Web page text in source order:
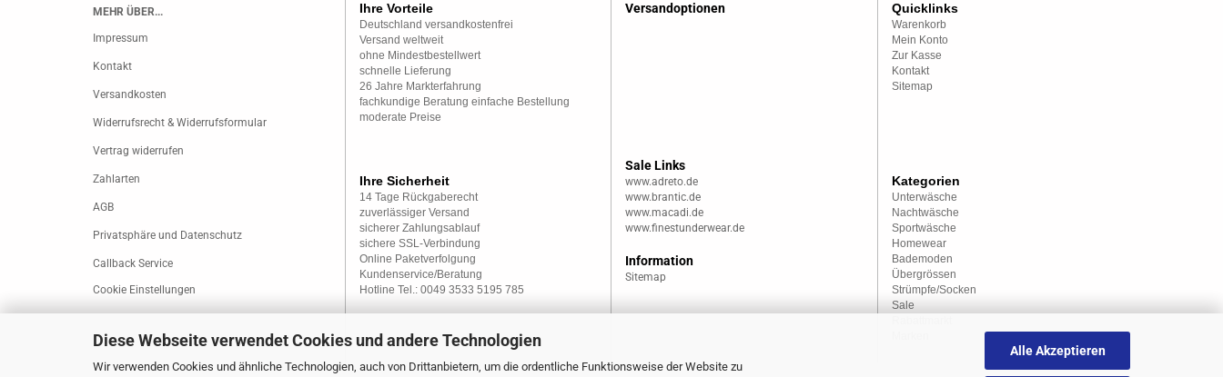
Diese Webseite verwendet Cookies und andere Technologien
Wir verwenden Cookies und ähnliche Technologien, auch von Drittanbietern, um die ordentliche Funktionsweise der Website zu
Alle Akzeptieren
MEHR ÜBER...
Impressum
Kontakt
Versandkosten
Widerrufsrecht & Widerrufsformular
Vertrag widerrufen
Zahlarten
AGB
Privatsphäre und Datenschutz
Callback Service
Cookie Einstellungen
Ihre Vorteile
Deutschland versandkostenfrei
Versand weltweit
ohne Mindestbestellwert
schnelle Lieferung
26 Jahre Markterfahrung
fachkundige Beratung einfache Bestellung
moderate Preise
Ihre Sicherheit
14 Tage Rückgaberecht
zuverlässiger Versand
sicherer Zahlungsablauf
sichere SSL-Verbindung
Online Paketverfolgung
Kundenservice/Beratung
Hotline Tel.: 0049 3533 5195 785
Versandoptionen
Sale Links
www.adreto.de
www.brantic.de
www.macadi.de
www.finestunderwear.de
Information
Sitemap
Quicklinks
Warenkorb
Mein Konto
Zur Kasse
Kontakt
Sitemap
Kategorien
Unterwäsche
Nachtwäsche
Sportwäsche
Homewear
Bademoden
Übergrössen
Strümpfe/Socken
Sale